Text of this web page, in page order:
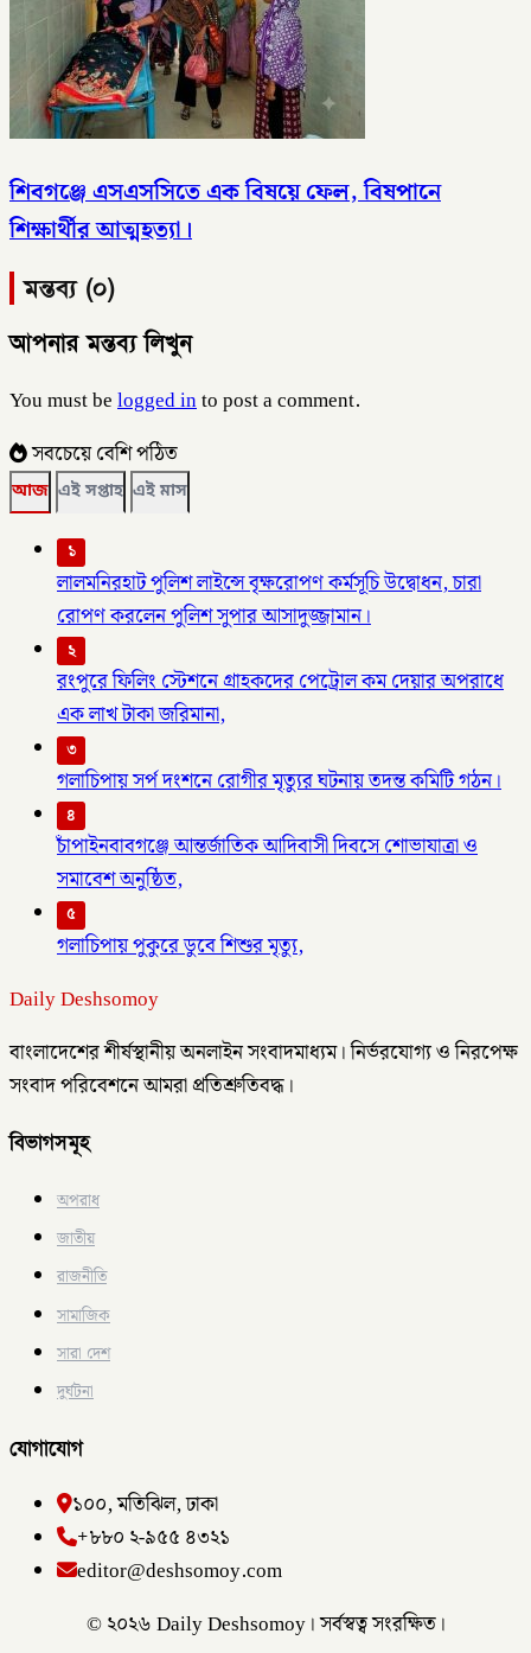
শিবগঞ্জে এসএসসিতে এক বিষয়ে ফেল, বিষপানে
শিক্ষার্থীর আত্মহত্যা।
মন্তব্য (০)
আপনার মন্তব্য লিখুন
You must belogged into post a comment.
সবচেয়ে বেশি পঠিত
আজ এই সপ্তাহ এই মাস
১
লালমনিরহাট পুলিশ লাইন্সে বৃক্ষরোপণ কর্মসূচি উদ্বোধন, চারা
রোপণ করলেন পুলিশ সুপার আসাদুজ্জামান।
২
রংপুরে ফিলিং স্টেশনে গ্রাহকদের পেট্রোল কম দেয়ার অপরাধে
এক লাখ টাকা জরিমানা,
৩
গলাচিপায় সর্প দংশনে রোগীর মৃত্যুর ঘটনায় তদন্ত কমিটি গঠন।
৪
চাঁপাইনবাবগঞ্জে আন্তর্জাতিক আদিবাসী দিবসে শোভাযাত্রা ও
সমাবেশ অনুষ্ঠিত,
৫
গলাচিপায় পুকুরে ডুবে শিশুর মৃত্যু,
Daily Deshsomoy
বাংলাদেশের শীর্ষস্থানীয় অনলাইন সংবাদমাধ্যম। নির্ভরযোগ্য ও নিরপেক্ষ
সংবাদ পরিবেশনে আমরা প্রতিশ্রুতিবদ্ধ।
বিভাগসমূহ
অপরাধ
জাতীয়
রাজনীতি
সামাজিক
সারা দেশ
দুর্ঘটনা
যোগাযোগ
১০০, মতিঝিল, ঢাকা
+৮৮০ ২-৯৫৫ ৪৩২১
editor@deshsomoy.com
© ২০২৬ Daily Deshsomoy। সর্বস্বত্ব সংরক্ষিত।